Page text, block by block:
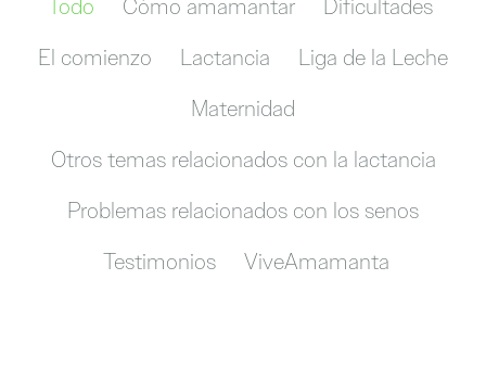
Todo Cómo amamantar
Dificultades
El comienzo
Lactancia
Liga de la Leche
Maternidad
Otros temas relacionados con la lactancia
Problemas relacionados con los senos
Testimonios
ViveAmamanta